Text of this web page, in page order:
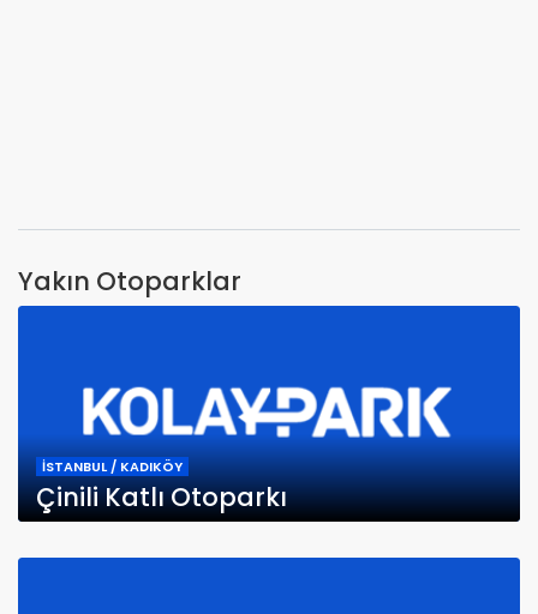
Yakın Otoparklar
İSTANBUL / KADIKÖY
Çinili Katlı Otoparkı